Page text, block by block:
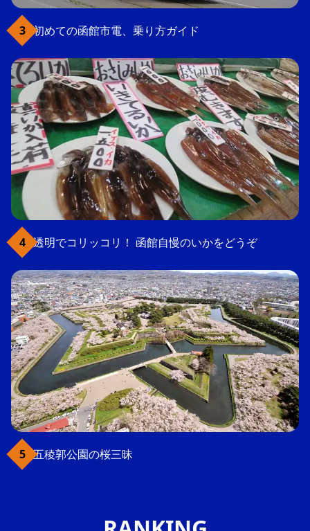
初めての函館市電、乗り方ガイド
透明でコリッコリ！ 函館自慢のいかをどうぞ
五稜郭公園の桜三昧